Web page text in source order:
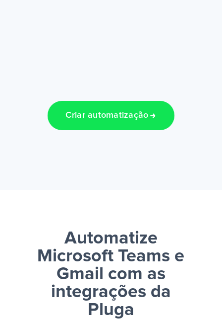
Criar automatização
Automatize
Microsoft Teams e
Gmail com as
integrações da
Pluga